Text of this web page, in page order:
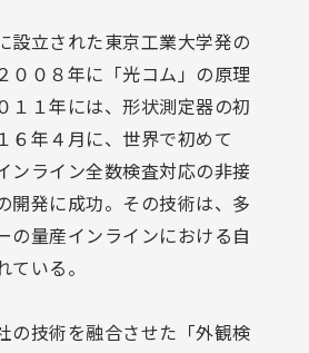
設立された東京工業大学発の
００８年に「光コム」の原理
１１年には、形状測定器の初
６年４月に、世界で初めて
ンライン全数検査対応の非接
開発に成功。その技術は、多
の量産インラインにおける自
いる。
の技術を融合させた「外観検